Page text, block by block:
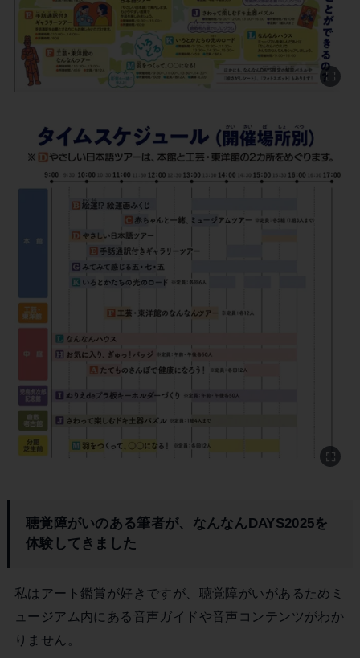
聴覚障がいのある筆者が、なんなんDAYS2025を
体験してきました
私はアート鑑賞が好きですが、聴覚障がいがあるためミ
ュージアム内にある音声ガイドや音声コンテンツがわか
りません。